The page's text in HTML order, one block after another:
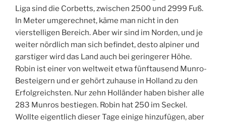
Liga sind die Corbetts, zwischen 2500 und 2999 Fuß.
In Meter umgerechnet, käme man nicht in den
vierstelligen Bereich. Aber wir sind im Norden, und je
weiter nördlich man sich befindet, desto alpiner und
garstiger wird das Land auch bei geringerer Höhe.
Robin ist einer von weltweit etwa fünftausend Munro-
Besteigern und er gehört zuhause in Holland zu den
Erfolgreichsten. Nur zehn Holländer haben bisher alle
283 Munros bestiegen. Robin hat 250 im Seckel.
Wollte eigentlich dieser Tage einige hinzufügen, aber